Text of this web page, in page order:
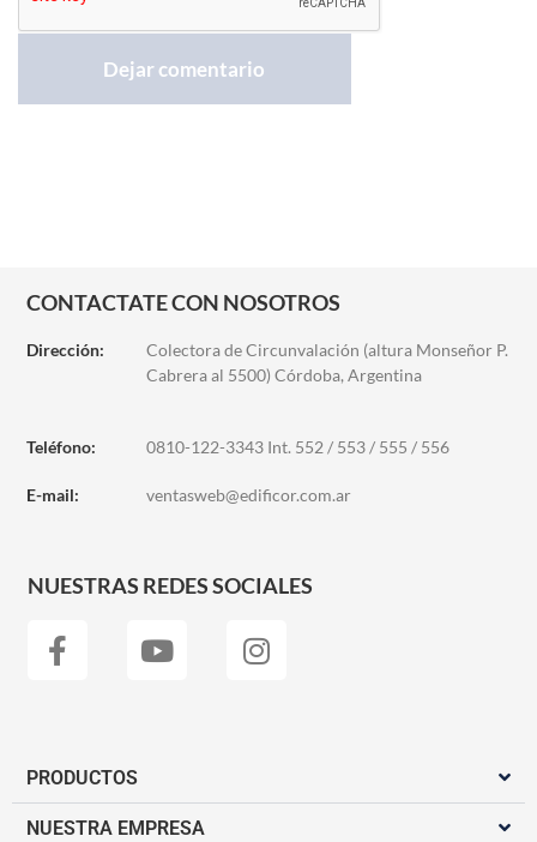
CONTACTATE CON NOSOTROS
Dirección:
Colectora de Circunvalación (altura Monseñor P.
Cabrera al 5500) Córdoba, Argentina
Teléfono: 0810-122-3343 Int. 552 / 553 / 555 / 556
E-mail: ventasweb@edificor.com.ar
NUESTRAS REDES SOCIALES
PRODUCTOS
NUESTRA EMPRESA